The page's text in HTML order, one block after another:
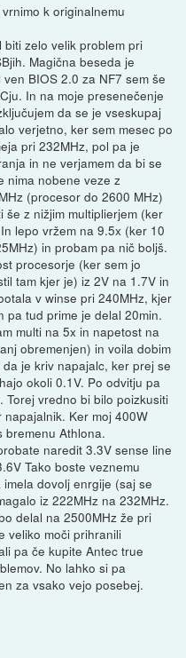
k originalnemu
zelo velik problem pri
Magična beseda je
BIOS 2.0 za NF7 sem še
In na moje presenečenje
da se je vseskupaj
verjetno, ker sem mesec po
pri 232MHz, pol pa je
in ne verjamem da bi se
nima nobene veze z
(procesor do 2600 MHz)
z nižjim multiplierjem (ker
lepo vržem na 9.5x (ker 10
in probam pa nič boljš.
procesorje (ker sem jo
tam kjer je) iz 2V na 1.7V in
v winse pri 240MHz, kjer
pa tud prime je delal 20min.
multi na 5x in napetost na
obremenjen) in voila dobim
je kriv napajalc, ker prej se
okoli 0.1V. Po odvitju pa
Torej vredno bi bilo poizkusiti
Ker moj 400W
bremenu Athlona.
naredit 3.3V sense line
Tako boste veznemu
dovolj enrgije (saj se
iz 222MHz na 232MHz.
delal na 2500MHz že pri
veliko moči prihranili
pa če kupite Antec true
No lahko si pa
za vsako vejo posebej.